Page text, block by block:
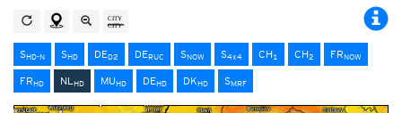
SHD-N SHD DED2 DERUC SNOW S4x4 CH1 CH2 FRNOW
FRHD NLHD MUHD DEHD DKHD SMRF